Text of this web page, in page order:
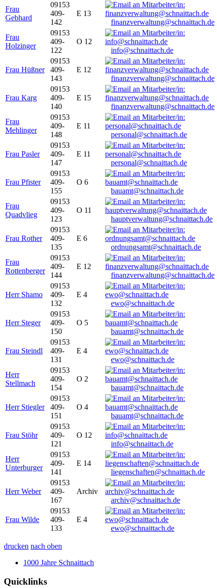
Frau
Gebhard
09153
409-
142
E 13
finanzverwaltung@schnaittach.de
Frau
Holzinger
09153
409-
122
O 12
info@schnaittach.de
Frau Hüßner
09153
409-
143
E 12
finanzverwaltung@schnaittach.de
Frau Karg
09153
409-
140
E 15
finanzverwaltung@schnaittach.de
Frau
Mehlinger
09153
409-
148
E 11
personal@schnaittach.de
Frau Pasler
09153
409-
147
E 11
personal@schnaittach.de
Frau Pfister
09153
409-
155
O 6
bauamt@schnaittach.de
Frau
Quadvlieg
09153
409-
123
O 11
hauptverwaltung@schnaittach.de
Frau Rother
09153
409-
135
E 6
ordnungsamt@schnaittach.de
Frau
Rottenberger
09153
409-
144
E 12
finanzverwaltung@schnaittach.de
Herr Shamo
09153
409-
132
E 4
ewo@schnaittach.de
Herr Steger
09153
409-
150
O 5
bauamt@schnaittach.de
Frau Steindl
09153
409-
131
E 4
ewo@schnaittach.de
Herr
Stellmach
09153
409-
154
O 2
bauamt@schnaittach.de
Herr Stiegler
09153
409-
151
O 4
bauamt@schnaittach.de
Frau Stöhr
09153
409-
121
O 12
info@schnaittach.de
Herr
Unterburger
09153
409-
141
E 14
liegenschaften@schnaittach.de
Herr Weber
09153
409-
167
Archiv
archiv@schnaittach.de
Frau Wilde
09153
409-
133
E 4
ewo@schnaittach.de
drucken nach oben
1000 Jahre Schnaittach
Quicklinks